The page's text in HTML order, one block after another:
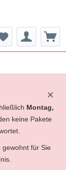
×
Montag,
keine Pakete
gewohnt für Sie